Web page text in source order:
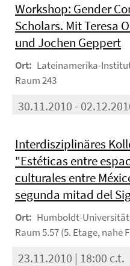
Workshop: Gender
Scholars. Mit Teresa
und Jochen Geppert
Ort: Lateinamerika-
Raum 243
30.11.2010 -
Interdisziplinäres
"Estéticas entre
culturales entre
segunda mitad del
Ort: Humboldt-Universität
Raum 5.57 (5. Etage, nahe
23.11.2010 | 18:00 c.t.